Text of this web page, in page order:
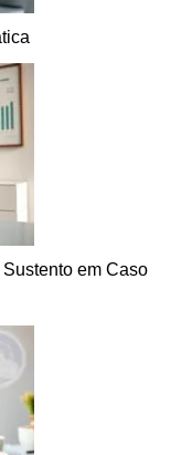
em Caso